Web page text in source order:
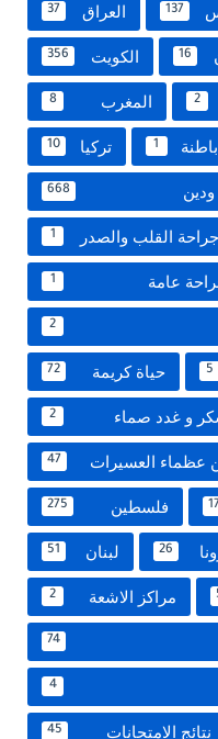
137 العراق 37
16 الكويت 356
2 المغرب 8
باطنة 1 تركيا 10
ودين 668
جراحة القلب والصدر 1
عامة 1
2
5 حياة كريمة 72
و غدد صماء 2
العسيرات 47
17 فلسطين 275
26 لبنان 51
مراكز الاشعة 2
74
4
نتائج الامتحانات 45